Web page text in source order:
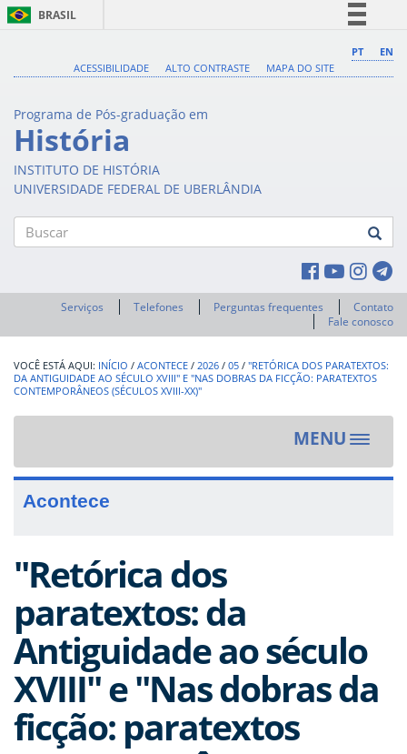
BRASIL
Comunica BR
PT
EN
ACESSIBILIDADE
ALTO CONTRASTE MAPA DO SITE
Programa de Pós-graduação em
História
INSTITUTO DE HISTÓRIA
UNIVERSIDADE FEDERAL DE UBERLÂNDIA
Serviços Telefones Perguntas frequentes
Contato
Fale conosco
INÍCIO / ACONTECE / 2026 / 05 / "RETÓRICA DOS PARATEXTOS:
DA ANTIGUIDADE AO SÉCULO XVIII" E "NAS DOBRAS DA FICÇÃO: PARATEXTOS
CONTEMPORÂNEOS (SÉCULOS XVIII-XX)"
MENU
Toggle
Acontece
"Retórica dos
paratextos: da
Antiguidade ao século
XVIII" e "Nas dobras da
ficção: paratextos